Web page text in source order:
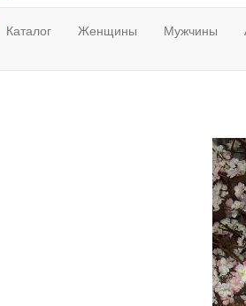
Каталог Женщины Мужчины